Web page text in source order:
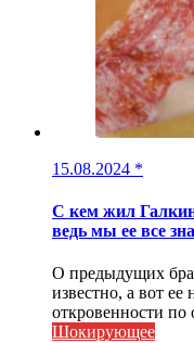
15.08.2024 *
С кем жил
ведь мы ее все
О предыдущих
известно, а вот
откровенности
Шокирующее